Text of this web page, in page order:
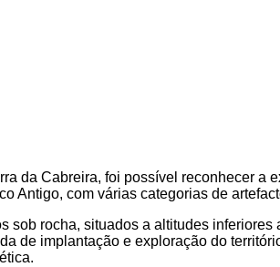
da Cabreira, foi possível reconhecer
Antigo, com várias categorias de
sob rocha, situados a altitudes
de implantação e exploração do